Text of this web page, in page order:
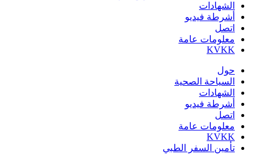
الشهادات
أشرطة فيديو
اتصل
معلومات عامة
KVKK
حول
السياحة الصحية
الشهادات
أشرطة فيديو
اتصل
معلومات عامة
KVKK
تأمين السفر الطبي